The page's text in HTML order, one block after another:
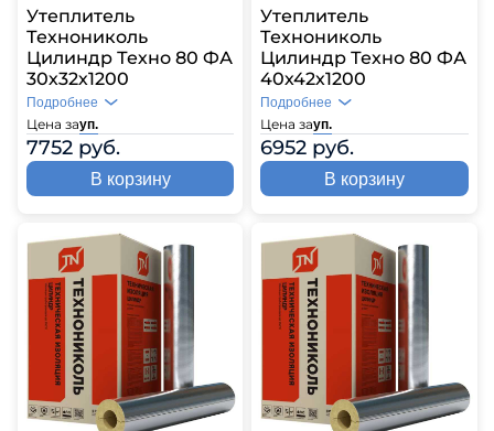
Утеплитель
Технониколь
Цилиндр Техно 80 ФА
30х32х1200
Цена зауп.
7752 руб.
Подробнее
В корзину
Утеплитель
Технониколь
Цилиндр Техно 80 ФА
40х42х1200
Цена зауп.
6952 руб.
Подробнее
В корзину